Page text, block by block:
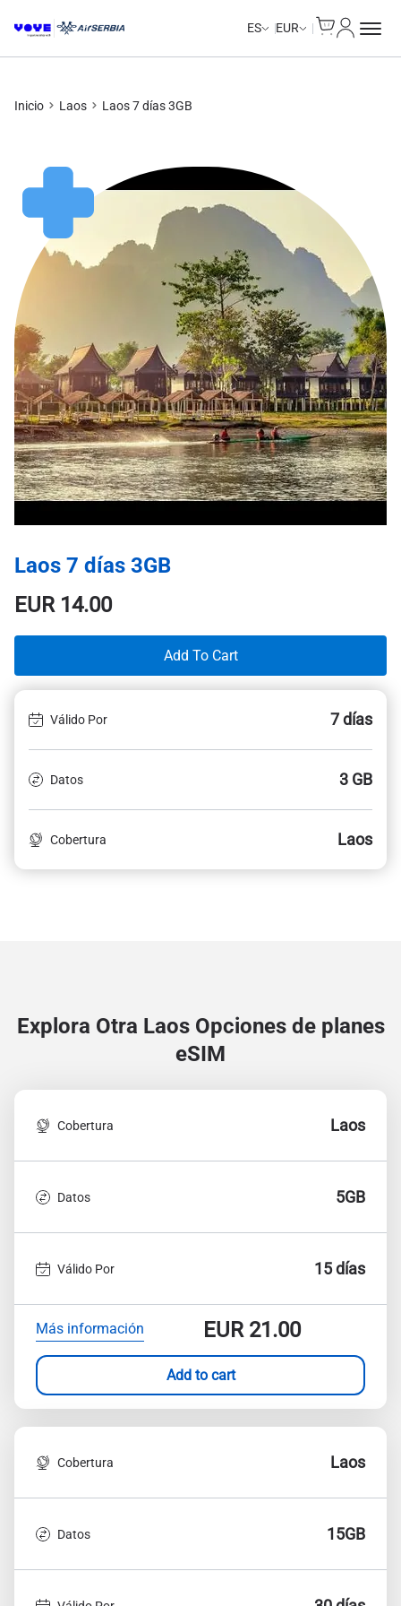
ES EUR
Inicio Laos Laos 7 días 3GB
Laos 7 días 3GB
EUR14.00
Add To Cart
Válido Por 7 días
Datos 3 GB
Cobertura Laos
Explora Otra Laos Opciones de planes
eSIM
Cobertura Laos
Datos 5GB
Válido Por 15 días
Más información EUR21.00
Add to cart
Cobertura Laos
Datos 15GB